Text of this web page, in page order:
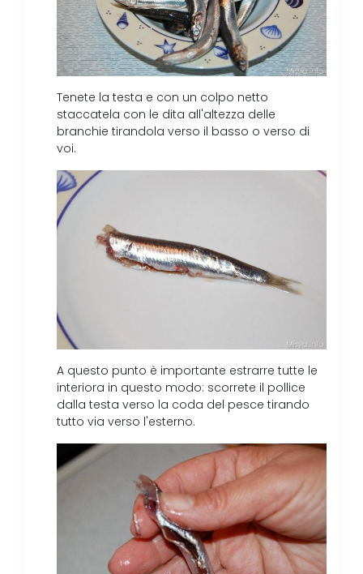
Tenete la testa e con un colpo netto
staccatela con le dita all'altezza delle
branchie tirandola verso il basso o verso di
voi.
A questo punto è importante estrarre tutte le
interiora in questo modo: scorrete il pollice
dalla testa verso la coda del pesce tirando
tutto via verso l'esterno.